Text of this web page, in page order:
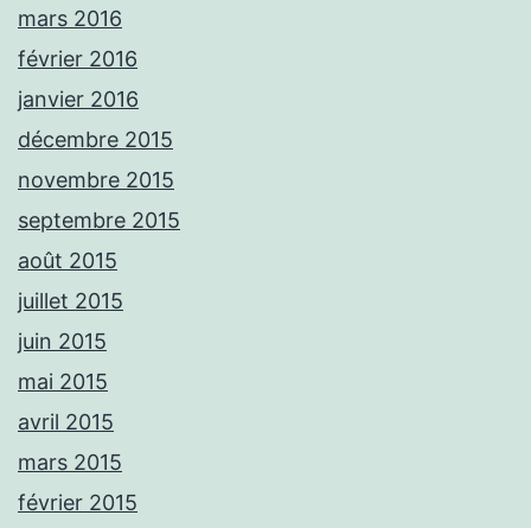
mars 2016
février 2016
janvier 2016
décembre 2015
novembre 2015
septembre 2015
août 2015
juillet 2015
juin 2015
mai 2015
avril 2015
mars 2015
février 2015